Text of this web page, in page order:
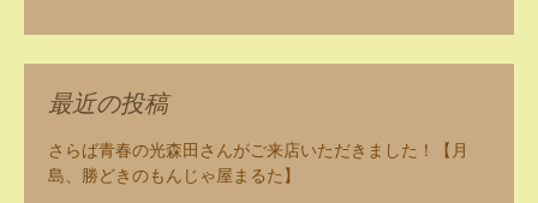
最近の投稿
さらば青春の光森田さんがご来店いただきました！【月
島、勝どきのもんじゃ屋まるた】